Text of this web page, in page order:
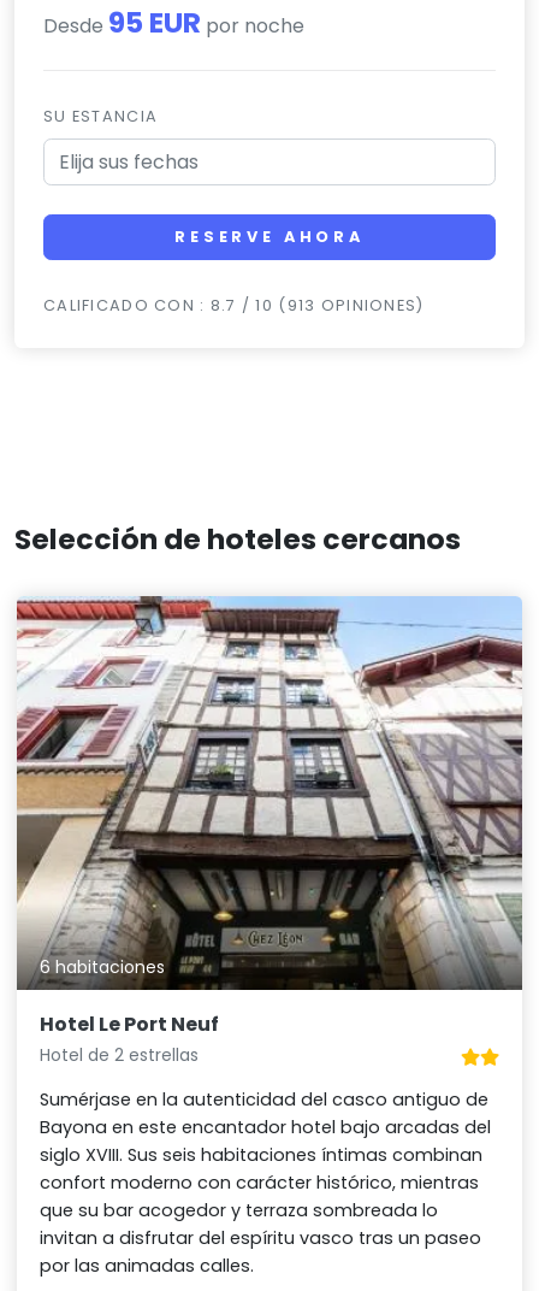
Desde 95 EUR por noche
SU ESTANCIA
RESERVE AHORA
CALIFICADO CON : 8.7 / 10 (913 OPINIONES)
Selección de hoteles cercanos
6 habitaciones
Hotel Le Port Neuf
Hotel de 2 estrellas
Sumérjase en la autenticidad del casco antiguo de
Bayona en este encantador hotel bajo arcadas del
siglo XVIII. Sus seis habitaciones íntimas combinan
confort moderno con carácter histórico, mientras
que su bar acogedor y terraza sombreada lo
invitan a disfrutar del espíritu vasco tras un paseo
por las animadas calles.